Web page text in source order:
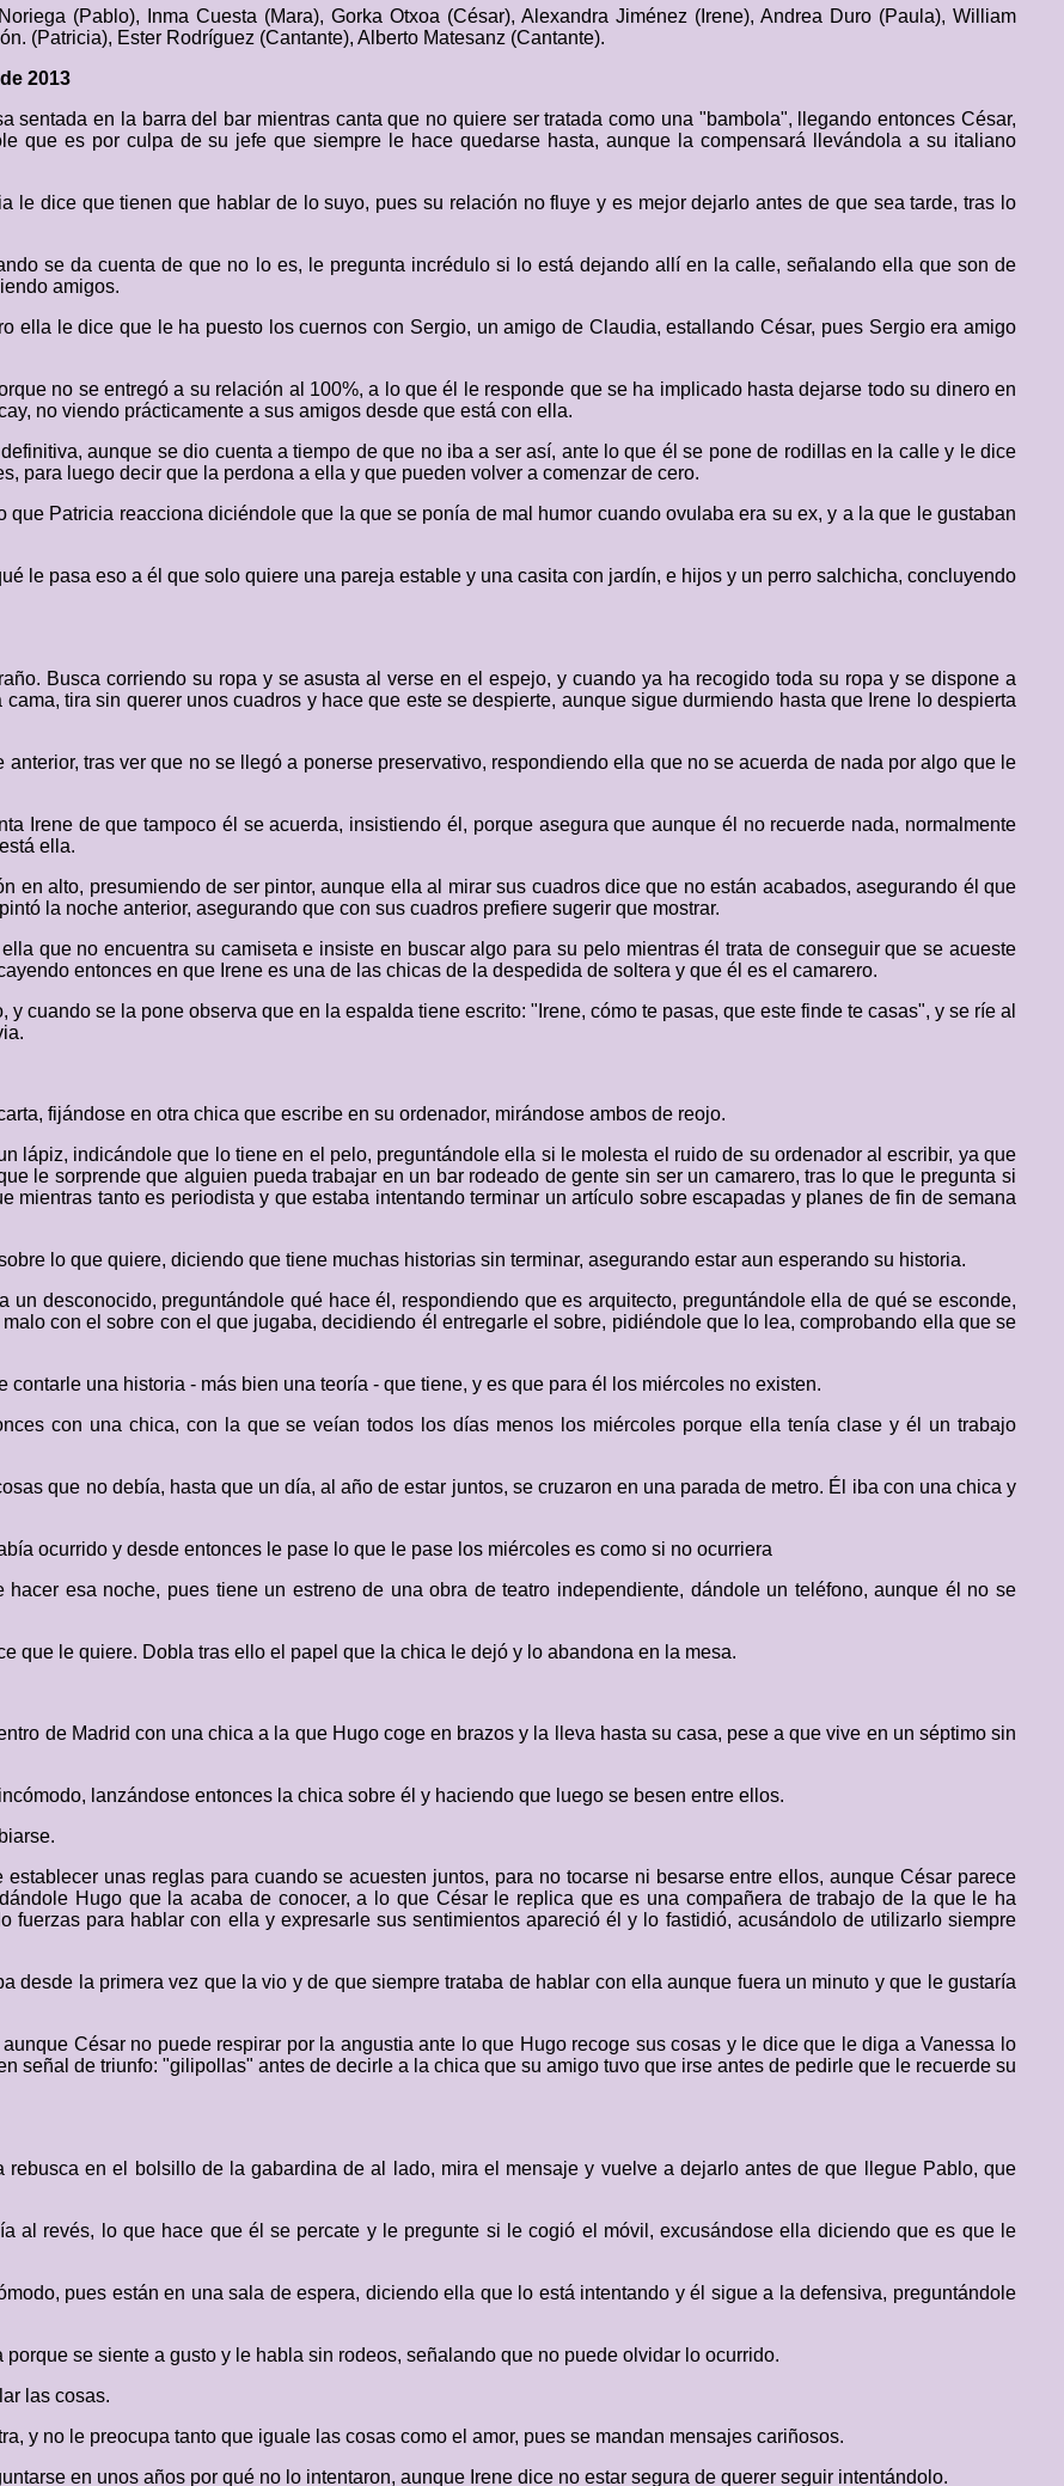
(Pablo), Inma Cuesta (Mara), Gorka Otxoa (César), Alexandra Jiménez (Irene), Andrea Duro (Paula), William
(Patricia), Ester Rodríguez (Cantante), Alberto Matesanz (Cantante).
2013
sentada en la barra del bar mientras canta que no quiere ser tratada como una "bambola", llegando entonces César,
que es por culpa de su jefe que siempre le hace quedarse hasta, aunque la compensará llevándola a su italiano
le dice que tienen que hablar de lo suyo, pues su relación no fluye y es mejor dejarlo antes de que sea tarde, tras lo
se da cuenta de que no lo es, le pregunta incrédulo si lo está dejando allí en la calle, señalando ella que son de
amigos.
ella le dice que le ha puesto los cuernos con Sergio, un amigo de Claudia, estallando César, pues Sergio era amigo
no se entregó a su relación al 100%, a lo que él le responde que se ha implicado hasta dejarse todo su dinero en
no viendo prácticamente a sus amigos desde que está con ella.
aunque se dio cuenta a tiempo de que no iba a ser así, ante lo que él se pone de rodillas en la calle y le dice
para luego decir que la perdona a ella y que pueden volver a comenzar de cero.
Patricia reacciona diciéndole que la que se ponía de mal humor cuando ovulaba era su ex, y a la que le gustaban
le pasa eso a él que solo quiere una pareja estable y una casita con jardín, e hijos y un perro salchicha, concluyendo
Busca corriendo su ropa y se asusta al verse en el espejo, y cuando ya ha recogido toda su ropa y se dispone a
tira sin querer unos cuadros y hace que este se despierte, aunque sigue durmiendo hasta que Irene lo despierta
tras ver que no se llegó a ponerse preservativo, respondiendo ella que no se acuerda de nada por algo que le
Irene de que tampoco él se acuerda, insistiendo él, porque asegura que aunque él no recuerde nada, normalmente
ella.
en alto, presumiendo de ser pintor, aunque ella al mirar sus cuadros dice que no están acabados, asegurando él que
la noche anterior, asegurando que con sus cuadros prefiere sugerir que mostrar.
que no encuentra su camiseta e insiste en buscar algo para su pelo mientras él trata de conseguir que se acueste
entonces en que Irene es una de las chicas de la despedida de soltera y que él es el camarero.
cuando se la pone observa que en la espalda tiene escrito: "Irene, cómo te pasas, que este finde te casas", y se ríe al
fijándose en otra chica que escribe en su ordenador, mirándose ambos de reojo.
lápiz, indicándole que lo tiene en el pelo, preguntándole ella si le molesta el ruido de su ordenador al escribir, ya que
le sorprende que alguien pueda trabajar en un bar rodeado de gente sin ser un camarero, tras lo que le pregunta si
mientras tanto es periodista y que estaba intentando terminar un artículo sobre escapadas y planes de fin de semana
lo que quiere, diciendo que tiene muchas historias sin terminar, asegurando estar aun esperando su historia.
un desconocido, preguntándole qué hace él, respondiendo que es arquitecto, preguntándole ella de qué se esconde,
con el sobre con el que jugaba, decidiendo él entregarle el sobre, pidiéndole que lo lea, comprobando ella que se
una historia - más bien una teoría - que tiene, y es que para él los miércoles no existen.
con una chica, con la que se veían todos los días menos los miércoles porque ella tenía clase y él un trabajo
que no debía, hasta que un día, al año de estar juntos, se cruzaron en una parada de metro. Él iba con una chica y
ocurrido y desde entonces le pase lo que le pase los miércoles es como si no ocurriera
esa noche, pues tiene un estreno de una obra de teatro independiente, dándole un teléfono, aunque él no se
que le quiere. Dobla tras ello el papel que la chica le dejó y lo abandona en la mesa.
de Madrid con una chica a la que Hugo coge en brazos y la lleva hasta su casa, pese a que vive en un séptimo sin
lanzándose entonces la chica sobre él y haciendo que luego se besen entre ellos.
unas reglas para cuando se acuesten juntos, para no tocarse ni besarse entre ellos, aunque César parece
Hugo que la acaba de conocer, a lo que César le replica que es una compañera de trabajo de la que le ha
fuerzas para hablar con ella y expresarle sus sentimientos apareció él y lo fastidió, acusándolo de utilizarlo siempre
desde la primera vez que la vio y de que siempre trataba de hablar con ella aunque fuera un minuto y que le gustaría
César no puede respirar por la angustia ante lo que Hugo recoge sus cosas y le dice que le diga a Vanessa lo
señal de triunfo: "gilipollas" antes de decirle a la chica que su amigo tuvo que irse antes de pedirle que le recuerde su
rebusca en el bolsillo de la gabardina de al lado, mira el mensaje y vuelve a dejarlo antes de que llegue Pablo, que
al revés, lo que hace que él se percate y le pregunte si le cogió el móvil, excusándose ella diciendo que es que le
pues están en una sala de espera, diciendo ella que lo está intentando y él sigue a la defensiva, preguntándole
se siente a gusto y le habla sin rodeos, señalando que no puede olvidar lo ocurrido.
las cosas.
y no le preocupa tanto que iguale las cosas como el amor, pues se mandan mensajes cariñosos.
en unos años por qué no lo intentaron, aunque Irene dice no estar segura de querer seguir intentándolo.